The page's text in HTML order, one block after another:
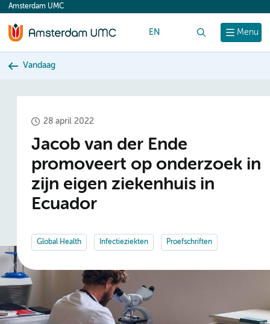
content
Menu
Amsterdam UMC
EN
Vandaag
28 april 2022
Jacob van der Ende
promoveert op onderzoek in
zijn eigen ziekenhuis in
Ecuador
Global Health Infectieziekten Proefschriften